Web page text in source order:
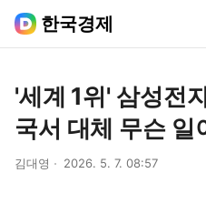
한국경제
'세계 1위' 삼성전
국서 대체 무슨
김대영 2026. 5. 7. 08:57